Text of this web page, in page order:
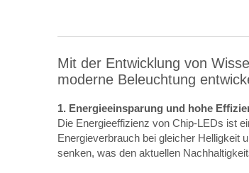
Mit der Entwicklung von
moderne Beleuchtung
1. Energieeinsparung und hohe
Die Energieeffizienz von Chip-LEDs ist
Energieverbrauch bei gleicher Helligkeit
senken, was den aktuellen